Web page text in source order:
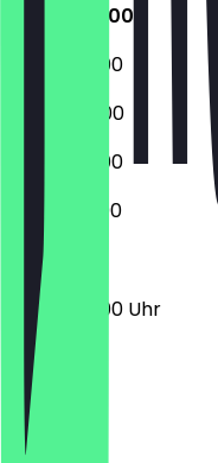
16:00 - 23:00
16:00 - 23:00
16:00 - 03:00
12:00 - 03:00
12:00 - 23:00
16:00 - 23:00 Uhr
Ort